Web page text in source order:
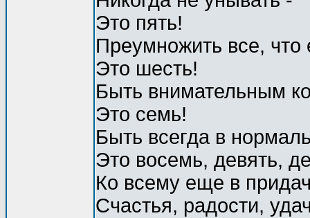
Это пять!
Преумножить все, что
Это шесть!
Быть внимательным
Это семь!
Быть всегда в
Это восемь, девять,
Ко всему еще в
Счастья, радости,